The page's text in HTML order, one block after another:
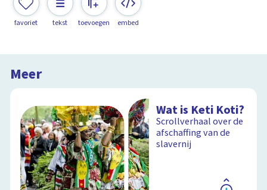
favoriet tekst toevoegen embed
Meer
Wat is Keti Koti?
Scrollverhaal over de
afschaffing van de
slavernij